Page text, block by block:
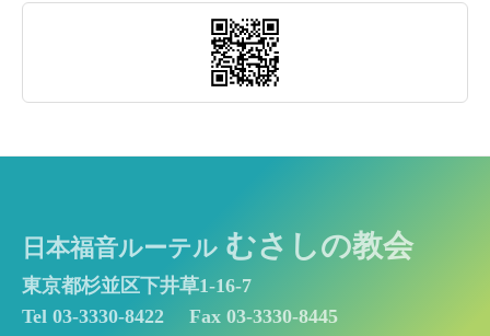
日本福音ルーテル むさしの教会
東京都杉並区下井草1-16-7
Tel 03-3330-8422
Fax 03-3330-8445